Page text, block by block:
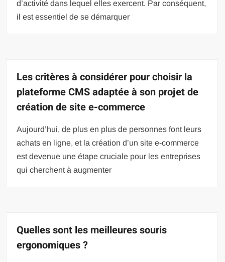
d’activité dans lequel elles exercent. Par conséquent,
il est essentiel de se démarquer
Les critères à considérer pour choisir la
plateforme CMS adaptée à son projet de
création de site e-commerce
Aujourd’hui, de plus en plus de personnes font leurs
achats en ligne, et la création d’un site e-commerce
est devenue une étape cruciale pour les entreprises
qui cherchent à augmenter
Quelles sont les meilleures souris
ergonomiques ?